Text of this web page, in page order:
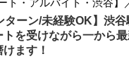
ト・アルバイト・渋谷
ターン/未経験OK】渋
を受けながら一から
ます！